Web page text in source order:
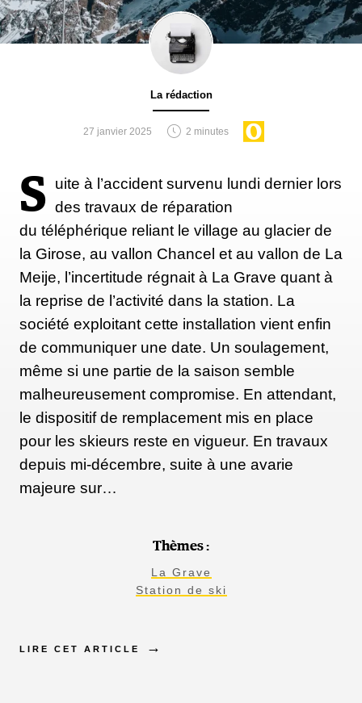
La rédaction
27 janvier 2025 2 minutes
S uite à l’accident survenu lundi dernier lors
des travaux de réparation
du téléphérique reliant le village au glacier de
la Girose, au vallon Chancel et au vallon de La
Meije, l’incertitude régnait à La Grave quant à
la reprise de l’activité dans la station. La
société exploitant cette installation vient enfin
de communiquer une date. Un soulagement,
même si une partie de la saison semble
malheureusement compromise. En attendant,
le dispositif de remplacement mis en place
pour les skieurs reste en vigueur. En travaux
depuis mi-décembre, suite à une avarie
majeure sur…
Thèmes :
La Grave
Station de ski
LIRE CET ARTICLE